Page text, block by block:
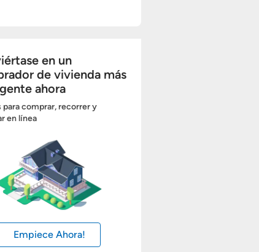
en un
de vivienda más
ahora
para comprar, recorrer y
en línea
Empiece Ahora!